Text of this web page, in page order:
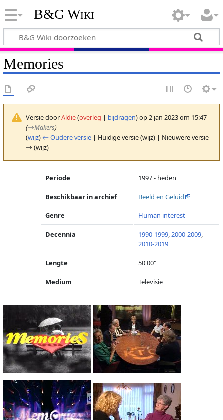
B&G Wiki
Memories
Versie doorAldie(overleg | bijdragen)op 2 jan 2023 om 15:47
(→Makers)
(wijz) ← Oudere versie| Huidige versie (wijz) | Nieuwere versie
→ (wijz)
Periode 1997 - heden
Beschikbaar in archief Beeld en Geluid
Genre Human interest
Decennia 1990-1999,2000-2009,
2010-2019
Lengte 50'00"
Medium Televisie